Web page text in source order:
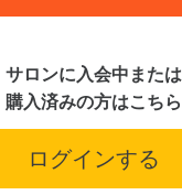
サロンに入会中または
購入済みの方はこちら
ログインする